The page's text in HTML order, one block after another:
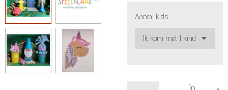
Aantal kids